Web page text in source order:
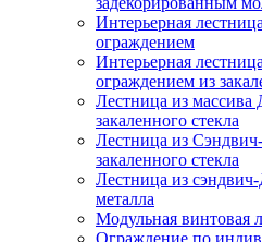
Интерьерная
ограждением
Интерьерная
ограждением из
Лестница из массива
закаленного стекла
Лестница из
закаленного стекла
Лестница из
металла
Модульная винтовая
Ограждение по